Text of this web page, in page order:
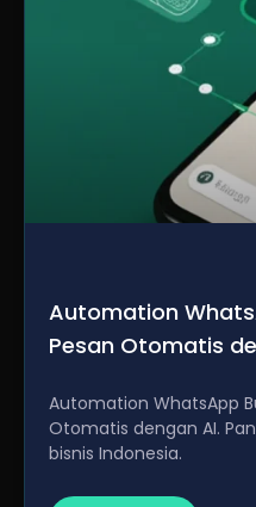
Automation
Pesan Otomatis
Automation WhatsApp
Otomatis dengan AI.
bisnis Indonesia.